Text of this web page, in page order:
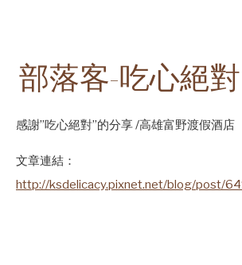
部落客-吃心絕
感謝”吃心絕對”的分享 /高雄富野渡假酒店
文章連結：
http://ksdelicacy.pixnet.net/blog/post/